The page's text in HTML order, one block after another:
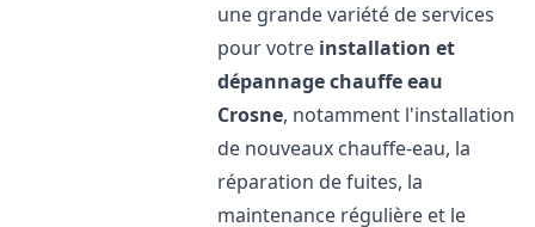
une grande variété de services
pour votre installation et
dépannage chauffe eau
Crosne, notamment l'installation
de nouveaux chauffe-eau, la
réparation de fuites, la
maintenance régulière et le